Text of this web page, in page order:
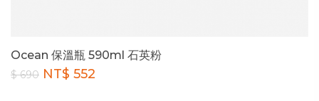
Ocean 保溫瓶 590ml 石英粉
$ 690 NT$ 552